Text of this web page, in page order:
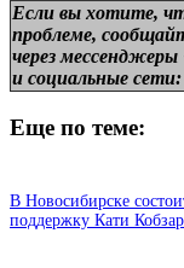
Если вы хотите,
проблеме,
через
и социальные сети:
Еще по теме:
В Новосибирске
поддержку Кати